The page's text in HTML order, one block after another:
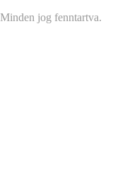
jog fenntartva.